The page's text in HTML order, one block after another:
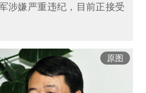
涉嫌严重违纪，目前正接受
原图